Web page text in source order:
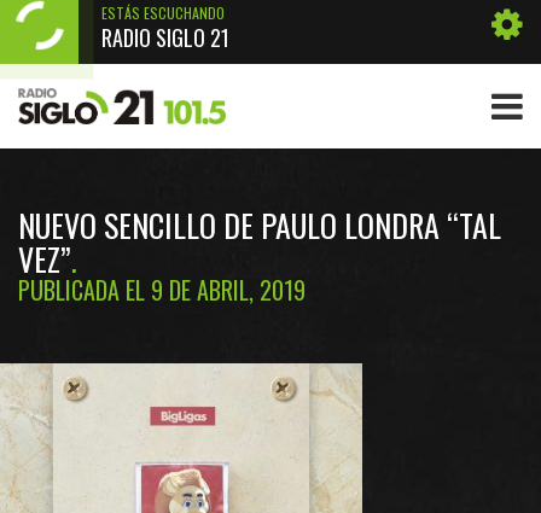
ESTÁS ESCUCHANDO
RADIO SIGLO 21
NUEVO SENCILLO DE PAULO LONDRA “TAL
VEZ”
PUBLICADA EL 9 DE ABRIL, 2019